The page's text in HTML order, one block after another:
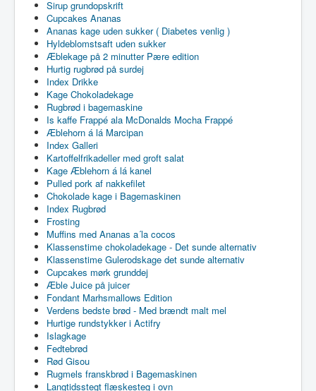
Sirup grundopskrift
Cupcakes Ananas
Ananas kage uden sukker ( Diabetes venlig )
Hyldeblomstsaft uden sukker
Æblekage på 2 minutter Pære edition
Hurtig rugbrød på surdej
Index Drikke
Kage Chokoladekage
Rugbrød i bagemaskine
Is kaffe Frappé ala McDonalds Mocha Frappé
Æblehorn á lá Marcipan
Index Galleri
Kartoffelfrikadeller med groft salat
Kage Æblehorn á lá kanel
Pulled pork af nakkefilet
Chokolade kage i Bagemaskinen
Index Rugbrød
Frosting
Muffins med Ananas a´la cocos
Klassenstime chokoladekage - Det sunde alternativ
Klassenstime Gulerodskage det sunde alternativ
Cupcakes mørk grunddej
Æble Juice på juicer
Fondant Marhsmallows Edition
Verdens bedste brød - Med brændt malt mel
Hurtige rundstykker i Actifry
Islagkage
Fedtebrød
Rød Gisou
Rugmels franskbrød i Bagemaskinen
Langtidsstegt flæskesteg i ovn